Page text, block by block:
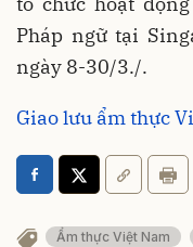
Pháp ngữ tại
ngày 8-30/3./.
Giao lưu ẩm thực
Ẩm thực Việt Nam